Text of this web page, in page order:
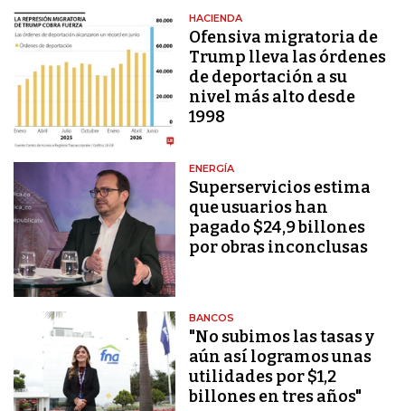
HACIENDA
Ofensiva migratoria de
Trump lleva las órdenes
de deportación a su
nivel más alto desde
1998
ENERGÍA
Superservicios estima
que usuarios han
pagado $24,9 billones
por obras inconclusas
BANCOS
"No subimos las tasas y
aún así logramos unas
utilidades por $1,2
billones en tres años"